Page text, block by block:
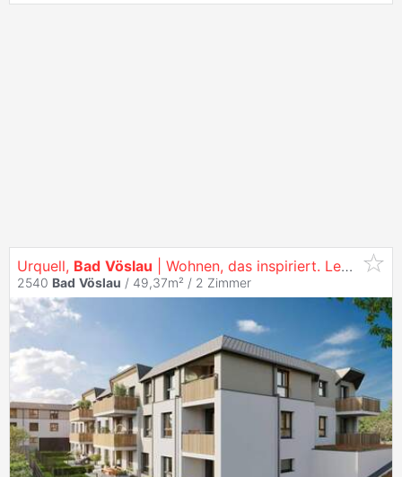
Urquell, Bad Vöslau | Wohnen, das inspiriert. Leben, das begeistert.
2540 Bad Vöslau / 49,37m² / 2 Zimmer